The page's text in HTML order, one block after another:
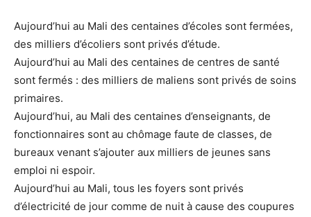
Aujourd’hui au Mali des centaines d’écoles sont fermées,
des milliers d’écoliers sont privés d’étude.
Aujourd’hui au Mali des centaines de centres de santé
sont fermés : des milliers de maliens sont privés de soins
primaires.
Aujourd’hui, au Mali des centaines d’enseignants, de
fonctionnaires sont au chômage faute de classes, de
bureaux venant s’ajouter aux milliers de jeunes sans
emploi ni espoir.
Aujourd’hui au Mali, tous les foyers sont privés
d’électricité de jour comme de nuit à cause des coupures